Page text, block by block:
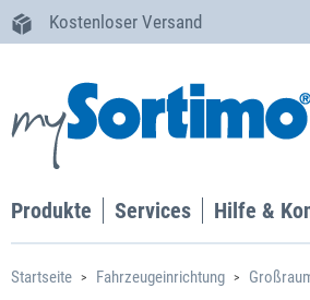
Kostenloser Versand
Produkte Services Hilfe &
Startseite Fahrzeugeinrichtung